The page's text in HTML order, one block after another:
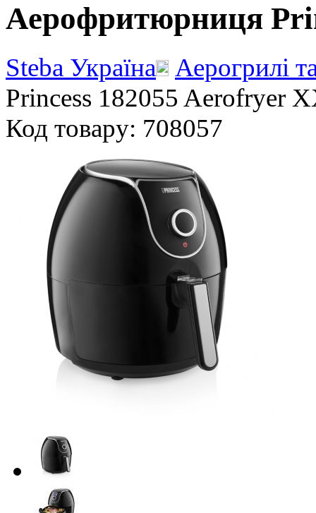
Аерофритюрниця
Steba Україна
Аерогрилі
Princess 182055 Aerofryer
Код товару: 708057